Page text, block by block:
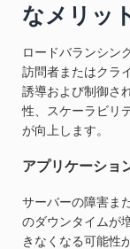
なメリッ
ロードバランシン
訪問者またはクラ
誘導および制御さ
性、スケーラビリ
が向上します。
アプリケーショ
サーバーの障害ま
のダウンタイムが
きなくなる可能性